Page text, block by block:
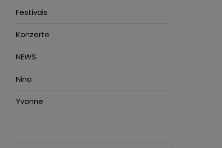
Festivals
Konzerte
NEWS
Nina
Yvonne